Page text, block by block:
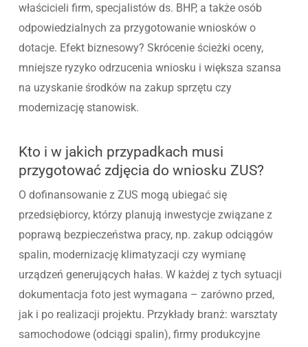
właścicieli firm, specjalistów ds. BHP, a także osób
odpowiedzialnych za przygotowanie wniosków o
dotacje. Efekt biznesowy? Skrócenie ścieżki oceny,
mniejsze ryzyko odrzucenia wniosku i większa szansa
na uzyskanie środków na zakup sprzętu czy
modernizację stanowisk.
Kto i w jakich przypadkach musi
przygotować zdjęcia do wniosku ZUS?
O dofinansowanie z ZUS mogą ubiegać się
przedsiębiorcy, którzy planują inwestycje związane z
poprawą bezpieczeństwa pracy, np. zakup odciągów
spalin, modernizację klimatyzacji czy wymianę
urządzeń generujących hałas. W każdej z tych sytuacji
dokumentacja foto jest wymagana – zarówno przed,
jak i po realizacji projektu. Przykłady branż: warsztaty
samochodowe (odciągi spalin), firmy produkcyjne